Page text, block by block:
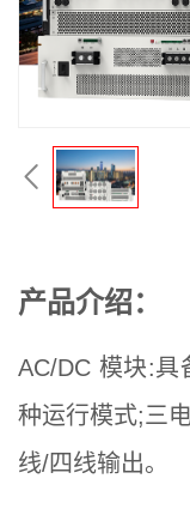
产品介绍：
AC/DC 模块:具
种运行模式;三
线/四线输出。